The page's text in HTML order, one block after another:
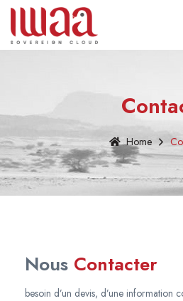
Home
Nous Contacter
besoin d’un devis, d’une information